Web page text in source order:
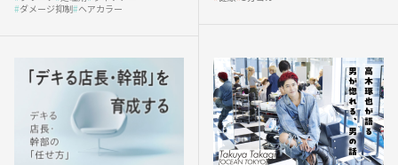
ダメージ抑制 ヘアカラー